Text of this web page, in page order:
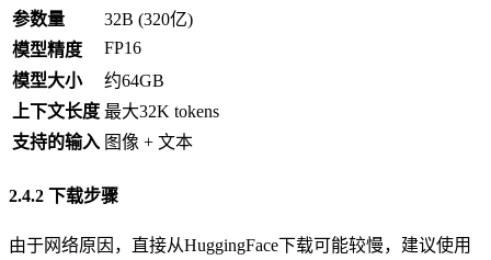
参数量
32B (320亿)
模型精度
FP16
模型大小
约64GB
上下文长度 最大32K tokens
支持的输入 图像 + 文本
2.4.2 下载步骤
由于网络原因，直接从HuggingFace下载可能较慢，建议使用